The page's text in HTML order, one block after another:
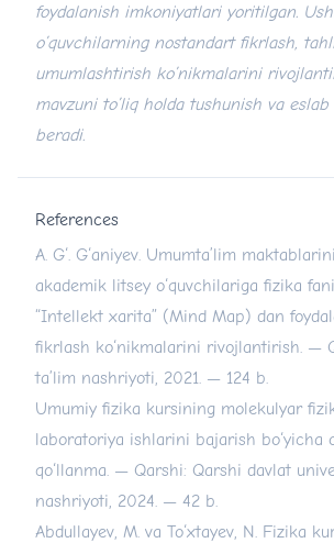
foydalanish imkoniyatlari yoritilgan.
o’quvchilarning nostandart fikrlash,
umumlashtirish ko’nikmalarini
mavzuni to’liq holda tushunish va
beradi.
References
A. G‘. G‘aniyev. Umumta’lim
akademik litsey o‘quvchilariga fizika
“Intellekt xarita” (Mind Map) dan
fikrlash ko‘nikmalarini rivojlantirish. —
ta’lim nashriyoti, 2021. — 124 b.
Umumiy fizika kursining molekulyar
laboratoriya ishlarini bajarish bo‘yicha
qo‘llanma. — Qarshi: Qarshi davlat
nashriyoti, 2024. — 42 b.
Abdullayev, M. va To‘xtayev, N. Fizika